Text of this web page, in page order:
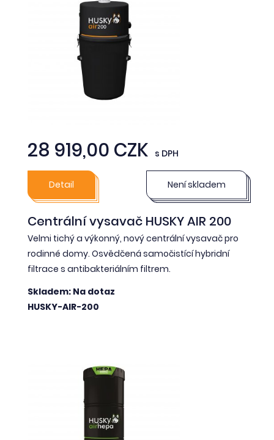
28 919,00 CZK s DPH
Detail Není skladem
Centrální vysavač HUSKY AIR 200
Velmi tichý a výkonný, nový centrální vysavač pro
rodinné domy. Osvědčená samočistící hybridní
filtrace s antibakteriálním filtrem.
Skladem: Na dotaz
HUSKY-AIR-200